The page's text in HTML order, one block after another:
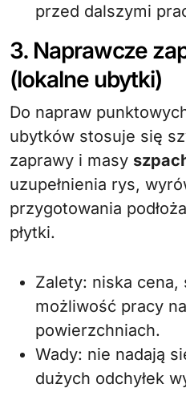
przed dalszymi
3. Naprawcze
(lokalne ubytki)
Do napraw
ubytków stosuje się
zaprawy i masy
uzupełnienia rys,
przygotowania
płytki.
Zalety: niska cena,
możliwość pracy
powierzchniach.
Wady: nie nadają
dużych odchyłek